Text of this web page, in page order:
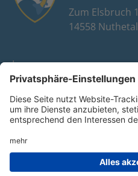
Zum Elsbruch 1
14558 Nuthetal
Impressum
Datenschutz
FAQ